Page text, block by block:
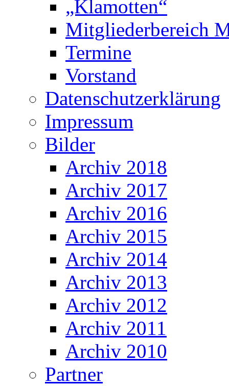
„Klamotten“
Mitgliederbereich
Termine
Vorstand
Datenschutzerklärung
Impressum
Bilder
Archiv 2018
Archiv 2017
Archiv 2016
Archiv 2015
Archiv 2014
Archiv 2013
Archiv 2012
Archiv 2011
Archiv 2010
Partner